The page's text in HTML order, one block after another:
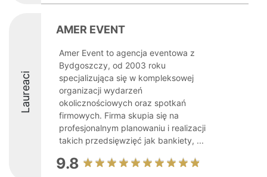
Laureaci
AMER EVENT
Amer Event to agencja eventowa z
Bydgoszczy, od 2003 roku
specjalizująca się w kompleksowej
organizacji wydarzeń
okolicznościowych oraz spotkań
firmowych. Firma skupia się na
profesjonalnym planowaniu i realizacji
takich przedsięwzięć jak bankiety, ...
9.8